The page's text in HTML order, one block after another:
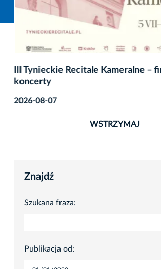
III Tynieckie Recitale Kameralne –
koncerty
2026-08-07
WSTRZYMAJ
Znajdź
Szukana fraza:
Publikacja od: